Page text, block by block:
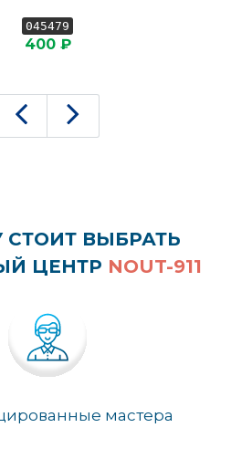
045479
400 ₽
СТОИТ ВЫБРАТЬ
ЦЕНТР NOUT-911
мастера